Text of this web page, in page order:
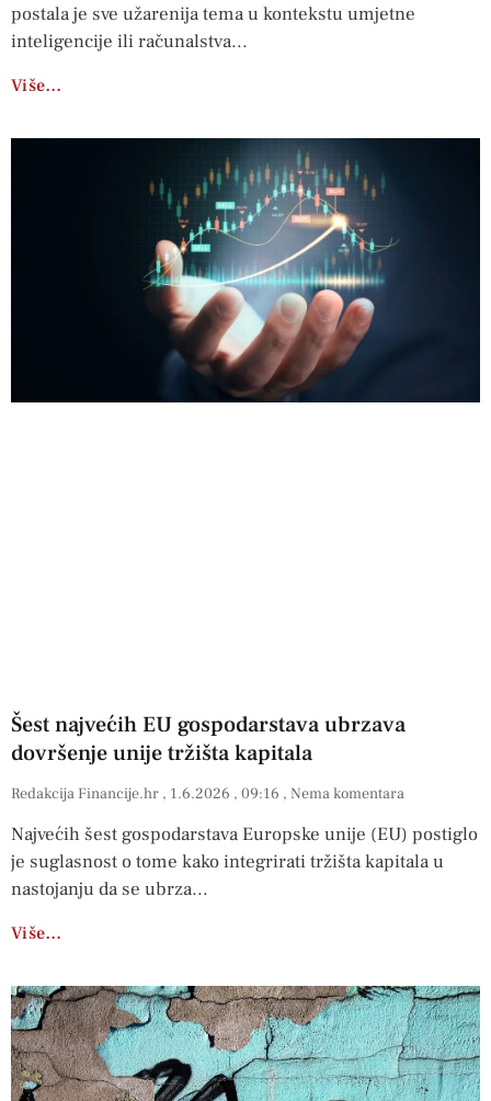
postala je sve užarenija tema u kontekstu umjetne
inteligencije ili računalstva
Više…
Šest najvećih EU gospodarstava ubrzava
dovršenje unije tržišta kapitala
Redakcija Financije.hr 1.6.2026 09:16 Nema komentara
Najvećih šest gospodarstava Europske unije (EU) postiglo
je suglasnost o tome kako integrirati tržišta kapitala u
nastojanju da se ubrza
Više…